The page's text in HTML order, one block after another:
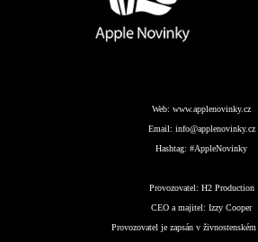
Web: www.applenovinky.cz
Email: info@applenovinky.cz
Hashtag: #AppleNovinky
Provozovatel: H2 Production
CEO a majitel: Izzy Cooper
Provozovatel je zapsán v živnostenském